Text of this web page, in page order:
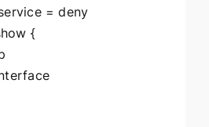
= deny
{